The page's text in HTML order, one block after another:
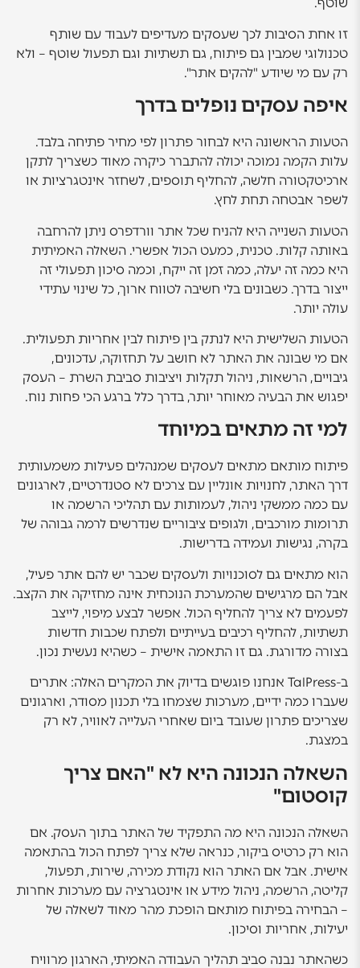
שוטף.
זו אחת הסיבות לכך שעסקים מעדיפים לעבוד עם שותף
טכנולוגי שמבין גם פיתוח, גם תשתיות וגם תפעול שוטף – ולא
רק עם מי שיודע "להקים אתר".
איפה עסקים נופלים בדרך
הטעות הראשונה היא לבחור פתרון לפי מחיר פתיחה בלבד.
עלות הקמה נמוכה יכולה להתברר כיקרה מאוד כשצריך לתקן
ארכיטקטורה חלשה, להחליף תוספים, לשחזר אינטגרציות או
לשפר אבטחה תחת לחץ.
הטעות השנייה היא להניח שכל אתר וורדפרס ניתן להרחבה
באותה קלות. טכנית, כמעט הכול אפשרי. השאלה האמיתית
היא כמה זה יעלה, כמה זמן זה ייקח, וכמה סיכון תפעולי זה
ייצור בדרך. כשבונים בלי חשיבה לטווח ארוך, כל שינוי עתידי
עולה יותר.
הטעות השלישית היא לנתק בין פיתוח לבין אחריות תפעולית.
אם מי שבונה את האתר לא חושב על תחזוקה, עדכונים,
גיבויים, הרשאות, ניהול תקלות ויציבות סביבת השרת – העסק
יפגוש את הבעיה מאוחר יותר, בדרך כלל ברגע הכי פחות נוח.
למי זה מתאים במיוחד
פיתוח מותאם מתאים לעסקים שמנהלים פעילות משמעותית
דרך האתר, לחנויות אונליין עם צרכים לא סטנדרטיים, לארגונים
עם כמה ממשקי ניהול, לעמותות עם תהליכי הרשמה או
תרומות מורכבים, ולגופים ציבוריים שנדרשים לרמה גבוהה של
בקרה, נגישות ועמידה בדרישות.
הוא מתאים גם לסוכנויות ולעסקים שכבר יש להם אתר פעיל,
אבל הם מרגישים שהמערכת הנוכחית אינה מחזיקה את הקצב.
לפעמים לא צריך להחליף הכול. אפשר לבצע מיפוי, לייצב
תשתיות, להחליף רכיבים בעייתיים ולפתח שכבות חדשות
בצורה מדורגת. גם זו התאמה אישית – כשהיא נעשית נכון.
ב-TalPress אנחנו פוגשים בדיוק את המקרים האלה: אתרים
שעברו כמה ידיים, מערכות שצמחו בלי תכנון מסודר, וארגונים
שצריכים פתרון שעובד ביום שאחרי העלייה לאוויר, לא רק
במצגת.
השאלה הנכונה היא לא "האם צריך
קוסטום"
השאלה הנכונה היא מה התפקיד של האתר בתוך העסק. אם
הוא רק כרטיס ביקור, כנראה שלא צריך לפתח הכול בהתאמה
אישית. אבל אם האתר הוא נקודת מכירה, שירות, תפעול,
קליטה, הרשמה, ניהול מידע או אינטגרציה עם מערכות אחרות
– הבחירה בפיתוח מותאם הופכת מהר מאוד לשאלה של
יעילות, אחריות וסיכון.
כשהאתר נבנה סביב תהליך העבודה האמיתי, הארגון מרוויח